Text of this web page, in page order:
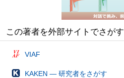
この著者を外部サイトでさがす
VIAF
KAKEN — 研究者をさがす